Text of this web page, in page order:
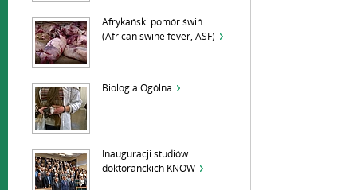
Afrykański pomór świń
(African swine fever, ASF)
Biologia Ogólna
Inauguracji studiów
doktoranckich KNOW